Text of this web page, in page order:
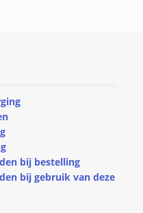
bij bestelling
bij gebruik van deze